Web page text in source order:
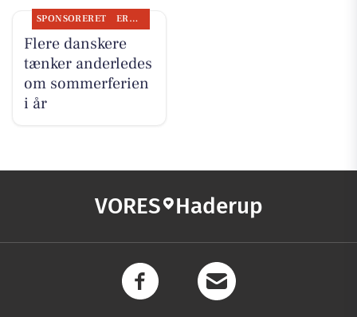
SPONSORERET ERHVERV
Flere danskere
tænker anderledes
om sommerferien
i år
VORES Haderup